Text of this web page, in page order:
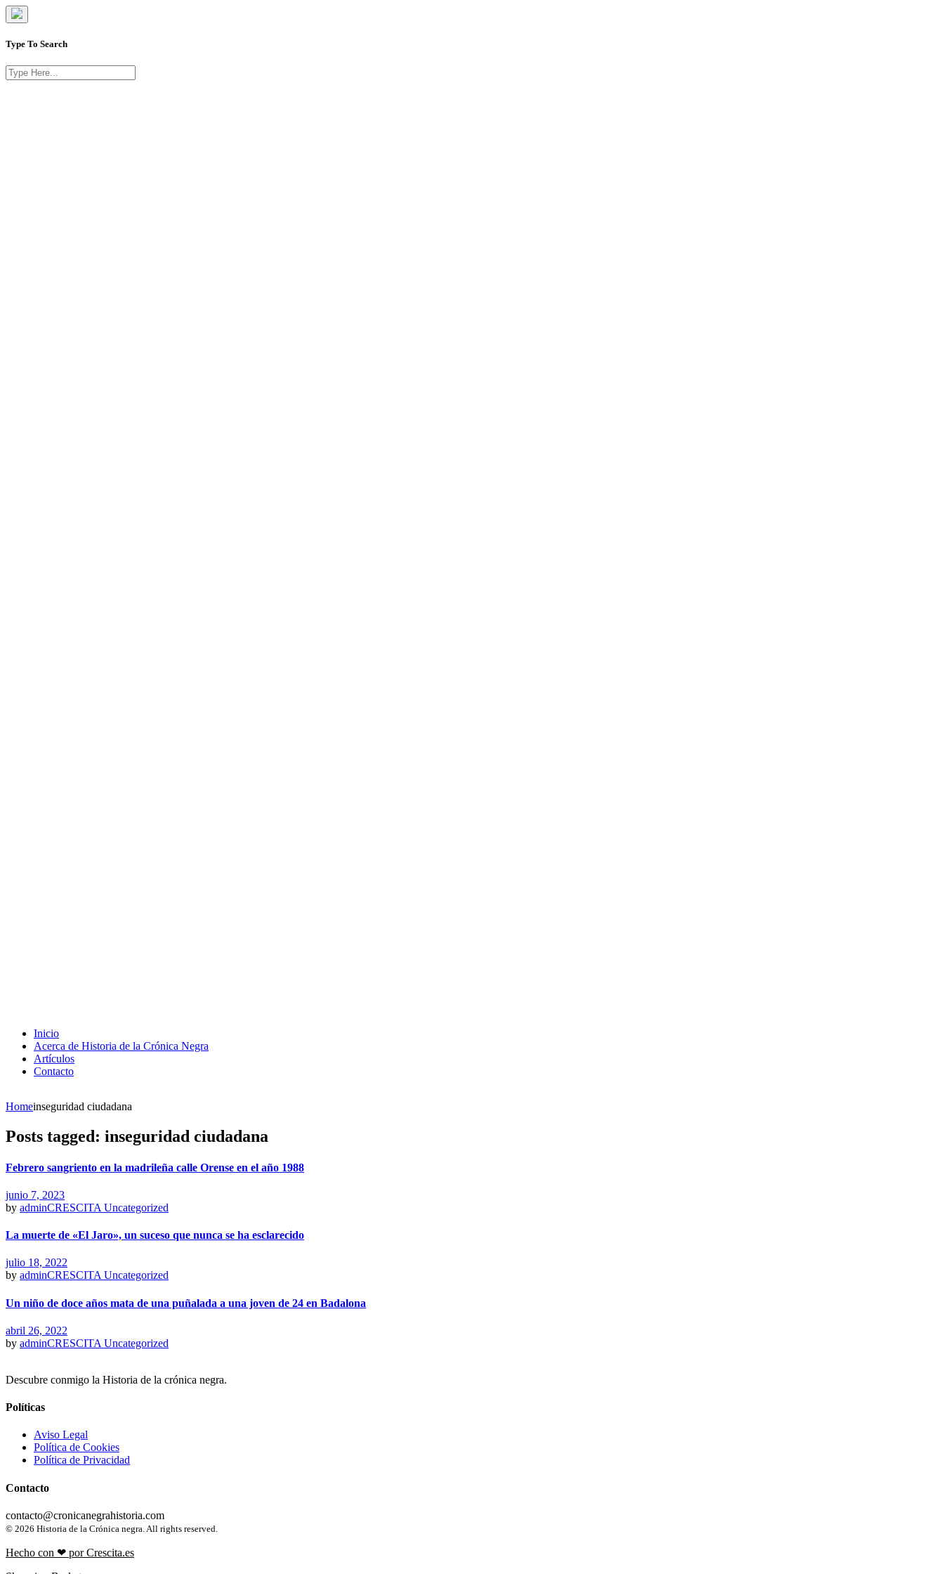
Type To Search
Inicio
Acerca de Historia de la Crónica Negra
Artículos
Contacto
Homeinseguridad ciudadana
Posts tagged: inseguridad ciudadana
Febrero sangriento en la madrileña calle Orense en el año 1988
junio 7, 2023
by adminCRESCITA Uncategorized
La muerte de «El Jaro», un suceso que nunca se ha esclarecido
julio 18, 2022
by adminCRESCITA Uncategorized
Un niño de doce años mata de una puñalada a una joven de 24 en Badalona
abril 26, 2022
by adminCRESCITA Uncategorized
Descubre conmigo la Historia de la crónica negra.
Políticas
Aviso Legal
Política de Cookies
Política de Privacidad
Contacto
contacto@cronicanegrahistoria.com
© 2026 Historia de la Crónica negra. All rights reserved.
Hecho con ❤ por Crescita.es